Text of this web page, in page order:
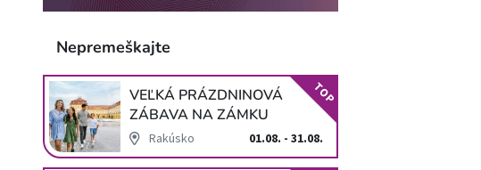
Nepremeškajte
VEĽKÁ PRÁZDNINOVÁ
ZÁBAVA NA ZÁMKU
SCHLOSS HOF
Rakúsko 01.08. - 31.08.
TOP